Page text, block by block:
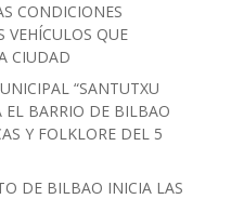
CONDICIONES
VEHÍCULOS QUE
CIUDAD
“SANTUTXU
EL BARRIO DE BILBAO
Y FOLKLORE DEL 5
DE BILBAO INICIA LAS